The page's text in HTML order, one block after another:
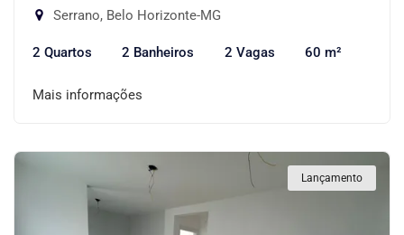
Serrano, Belo Horizonte-MG
2 Quartos 2 Banheiros 2 Vagas 60 m²
Mais informações
Lançamento